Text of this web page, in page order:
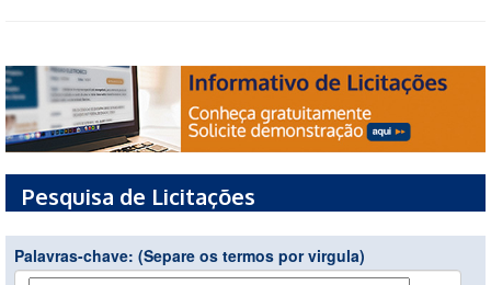
Pesquisa de Licitações
Palavras-chave: (Separe os termos por virgula)